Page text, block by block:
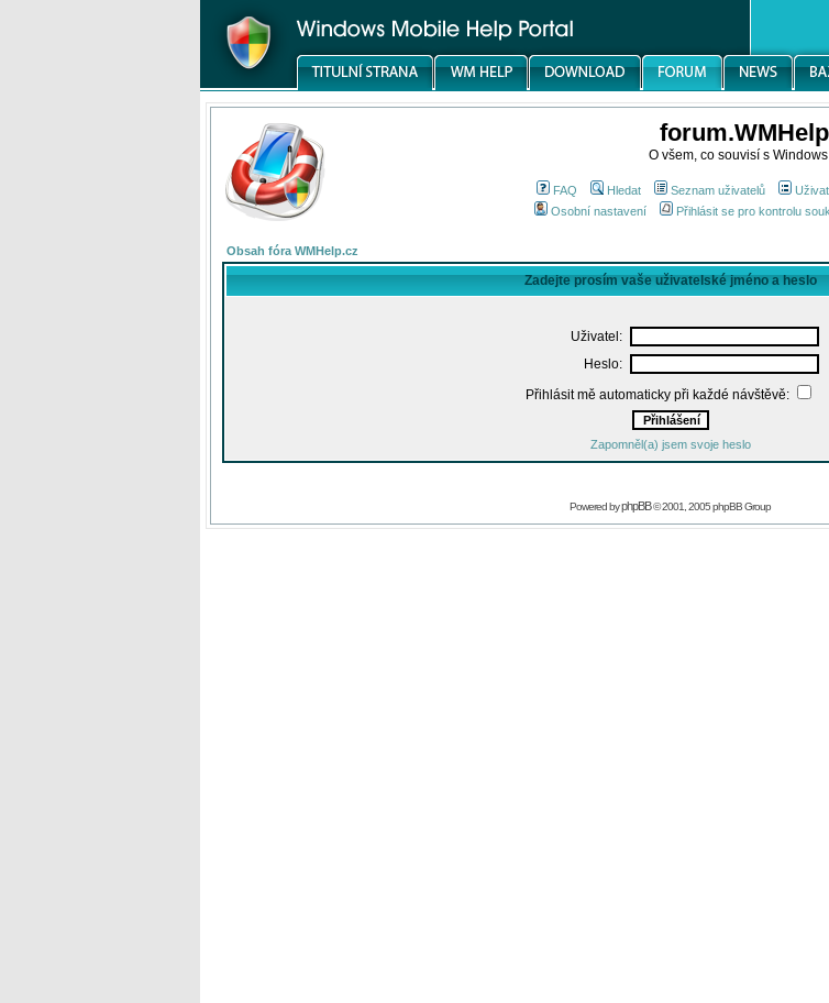
O všem, co souvisí s
FAQ Hledat Seznam uživatelů
Osobní nastavení
Přihlásit se pro kontrolu
Obsah fóra WMHelp.cz
Zadejte prosím vaše uživatelské jméno a heslo
Uživatel:
Heslo:
Přihlásit mě automaticky při každé návštěvě:
Zapomněl(a) jsem svoje heslo
Powered byphpBB© 2001, 2005 phpBB Group